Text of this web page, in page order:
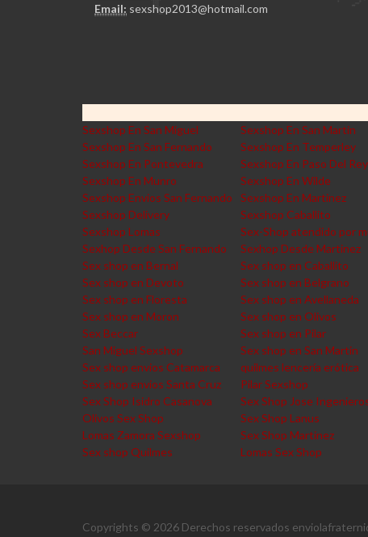
Email: sexshop2013@hotmail.com
Sexshop En San Miguel
Sexshop En San Martin
Sexshop En San Fernando
Sexshop En Temperley
Sexshop En Pontevedra
Sexshop En Paso Del Rey
Sexshop En Munro
Sexshop En Wilde
Sexshop Envios San Fernando
Sexshop En Martinez
Sexshop Delivery
Sexshop Caballito
Sexshop Lomas
Sex-Shop atendido por
Sexhop Desde San Fernando
Sexhop Desde Martinez
Sex shop en Bernal
Sex shop en Caballito
Sex shop en Devoto
Sex shop en Belgrano
Sex shop en Floresta
Sex shop en Avellaneda
Sex shop en Moron
Sex shop en Olivos
Sex Beccar
Sex shop en Pilar
San Miguel Sexshop
Sex shop en San Martin
Sex shop envios Catamarca
quilmes lencería erótica
Sex shop envios Santa Cruz
Pilar Sexshop
Sex Shop Isidro Casanova
Sex Shop Jose
Olivos Sex Shop
Sex Shop Lanus
Lomas Zamora Sexshop
Sex Shop Martinez
Sex shop Quilmes
Lomas Sex Shop
Copyrights © 2026 Derechos reservados